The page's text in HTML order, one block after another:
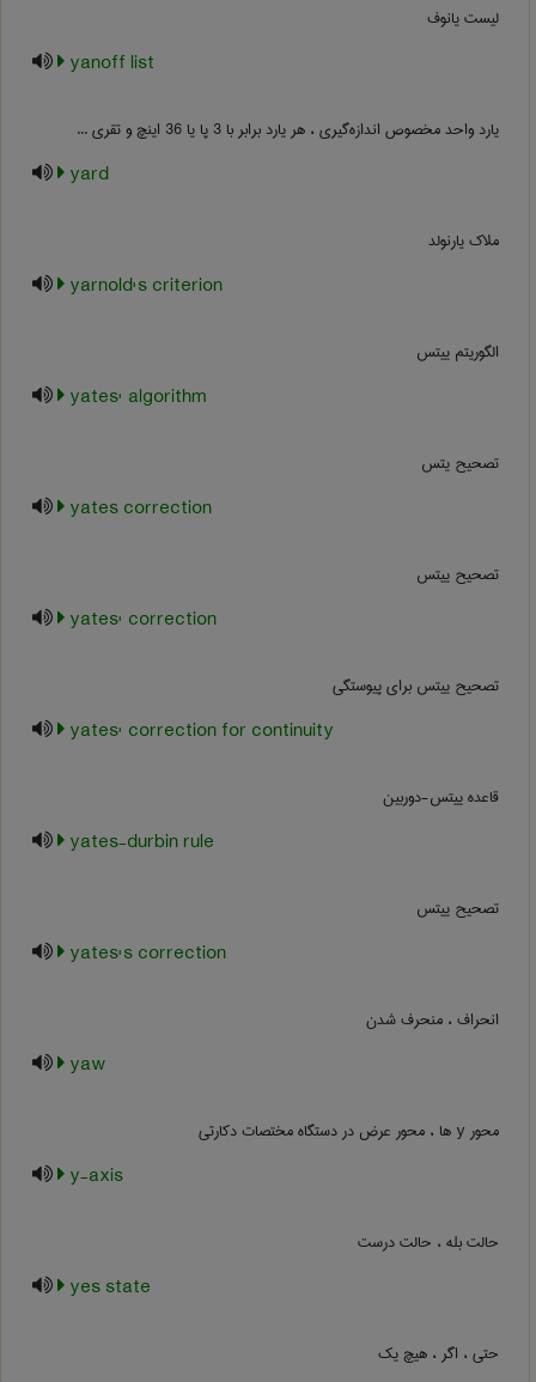
لیست یانوف
yanoff list
یارد واحد مخصوص اندازه‌گیری ، هر یارد برابر با 3 پا یا 36 اینچ و تقری ...
yard
ملاک یارنولد
yarnold's criterion
الگوریتم ییتس
yates' algorithm
تصحیح یتس
yates correction
تصحیح ییتس
yates' correction
تصحیح ییتس برای پیوستگی
yates' correction for continuity
قاعده ییتس-دوربین
yates-durbin rule
تصحیح ییتس
yates's correction
انحراف ، منحرف شدن
yaw
محور y ها ، محور عرض در دستگاه مختصات دکارتی
y-axis
حالت بله ، حالت درست
yes state
حتی ، اگر ، هیچ یک